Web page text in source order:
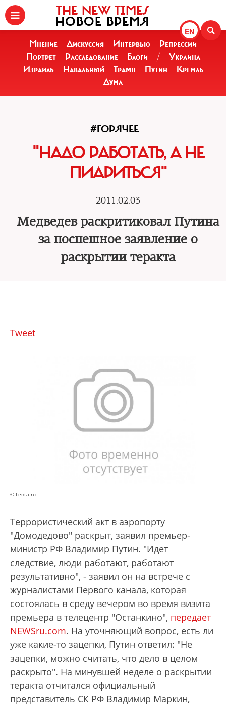
EN
THE NEW TIMES
НОВОЕ ВРЕМЯ
Мнение Дискуссия Интервью
Репрессии
Портрет
Расследование Блоги /
Украина
Израиль
Навальный Трамп Путин
Кремль
Дума
#ГОРЯЧЕЕ
"НАДО РАБОТАТЬ, А НЕ
ПИАРИТЬСЯ"
2011.02.03
Медведев раскритиковал Путина
за поспешное заявление о
раскрытии теракта
Tweet
© Lenta.ru
Террористический акт в аэропорту
"Домодедово" раскрыт, заявил премьер-
министр РФ Владимир Путин. "Идет
следствие, люди работают, работают
результативно", - заявил он на встрече с
журналистами Первого канала, которая
состоялась в среду вечером во время визита
премьера в телецентр "Останкино", передает
NEWSru.com. На уточняющий вопрос, есть ли
уже какие-то зацепки, Путин ответил: "Не
зацепки, можно считать, что дело в целом
раскрыто". На минувшей неделе о раскрытии
теракта отчитался официальный
представитель СК РФ Владимир Маркин,